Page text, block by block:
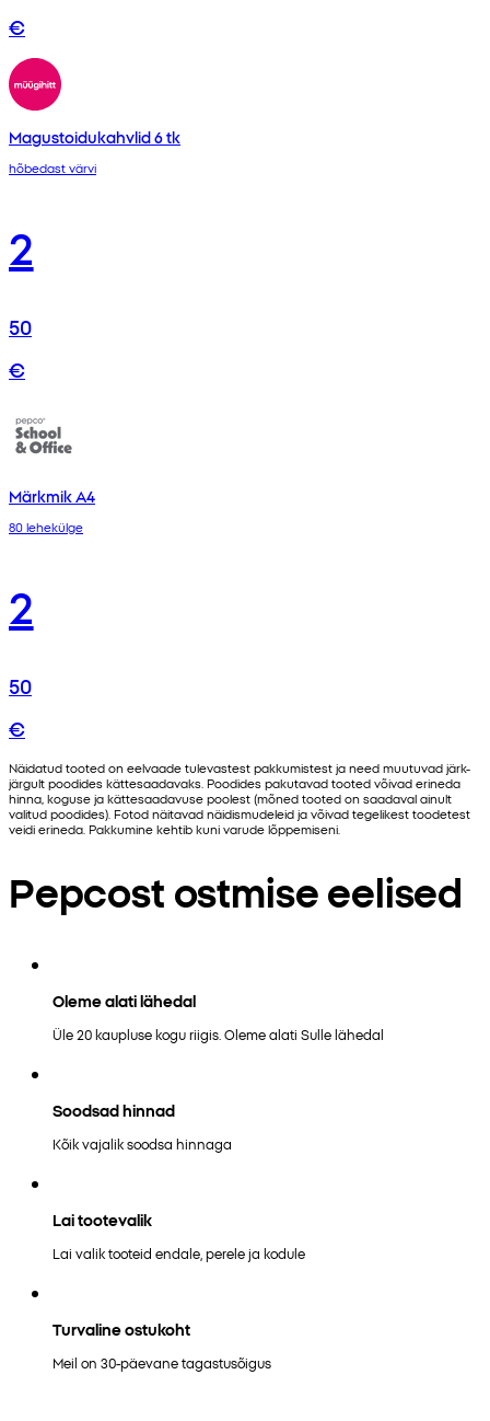
€
Magustoidukahvlid 6 tk
hõbedast värvi
2
50
€
Märkmik A4
80 lehekülge
2
50
€
Näidatud tooted on eelvaade tulevastest pakkumistest ja need muutuvad järk-
järgult poodides kättesaadavaks. Poodides pakutavad tooted võivad erineda
hinna, koguse ja kättesaadavuse poolest (mõned tooted on saadaval ainult
valitud poodides). Fotod näitavad näidismudeleid ja võivad tegelikest toodetest
veidi erineda. Pakkumine kehtib kuni varude lõppemiseni.
Pepcost ostmise eelised
Oleme alati lähedal
Üle 20 kaupluse kogu riigis. Oleme alati Sulle lähedal
Soodsad hinnad
Kõik vajalik soodsa hinnaga
Lai tootevalik
Lai valik tooteid endale, perele ja kodule
Turvaline ostukoht
Meil on 30-päevane tagastusõigus